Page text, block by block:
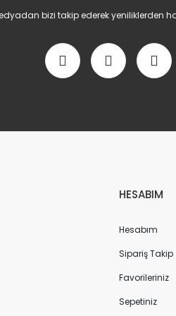
bizi takip ederek yeniliklerden
HESABIM
Hesabım
Sipariş Takip
Favorileriniz
Sepetiniz